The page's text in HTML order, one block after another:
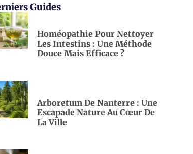
Guides
Homéopathie Pour Nettoyer
Les Intestins : Une Méthode
Douce Mais Efficace ?
Arboretum De Nanterre : Une
Escapade Nature Au Cœur De
La Ville